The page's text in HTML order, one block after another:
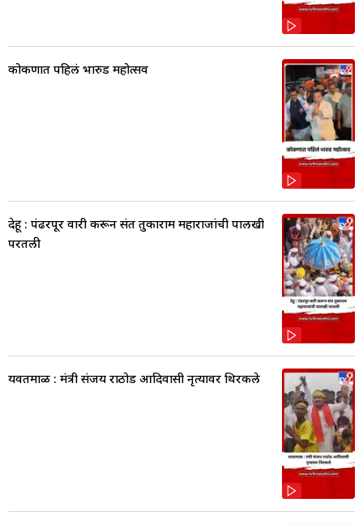
कोकणात पहिलं भारुड महोत्सव
देहू : पंढरपूर वारी करून संत तुकाराम महाराजांची पालखी
परतली
यवतमाळ : मंत्री संजय राठोड आदिवासी नृत्यावर थिरकले